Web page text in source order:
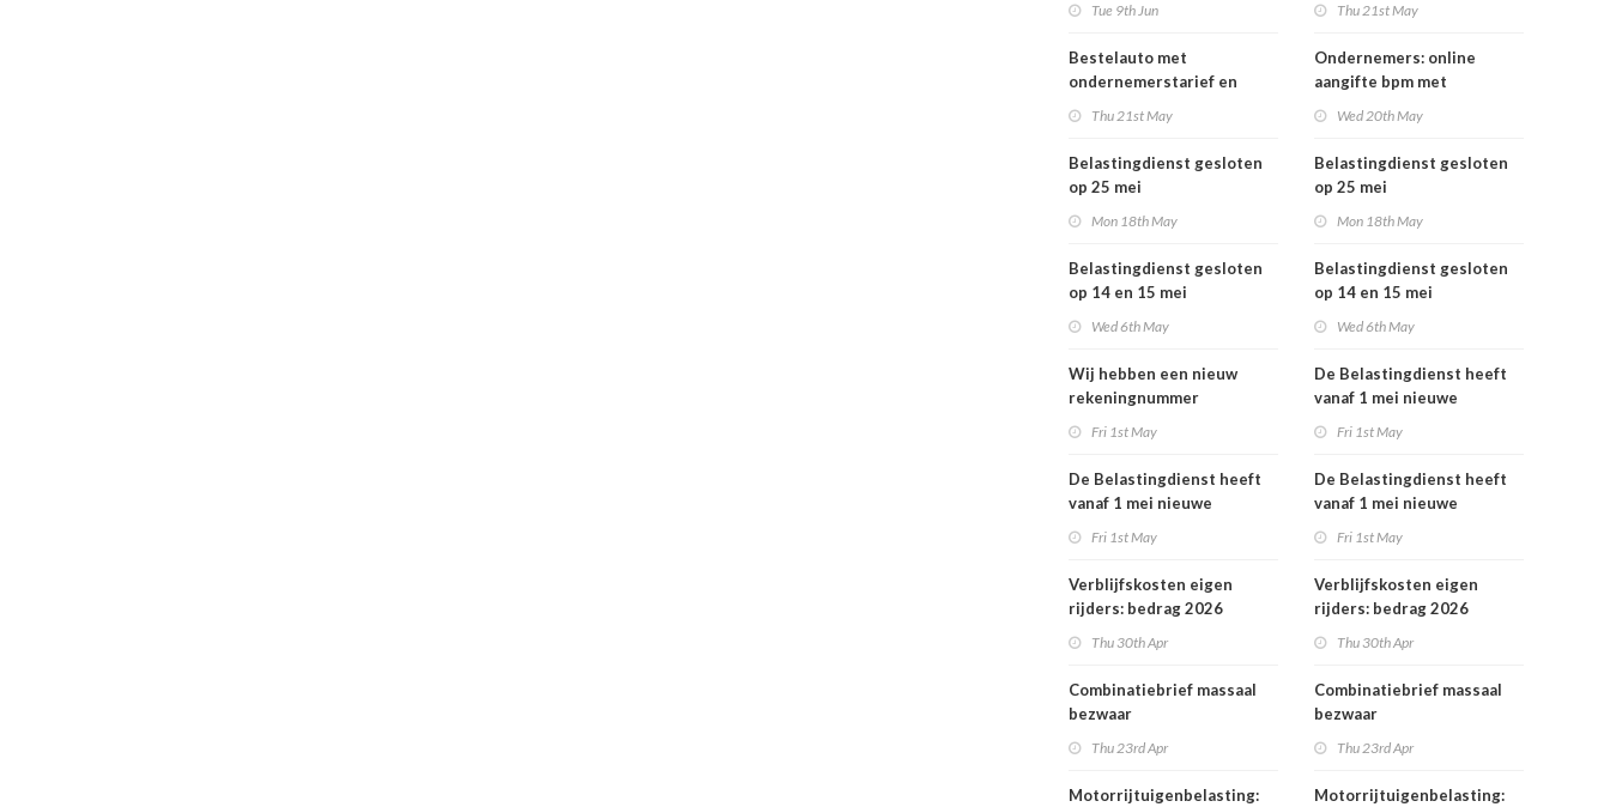
Tue 9th Jun
Bestelauto met
ondernemerstarief en
tijdelijk minder
motorrijtuigenbelasting
Thu 21st May
Belastingdienst gesloten
op 25 mei
Mon 18th May
Belastingdienst gesloten
op 14 en 15 mei
Wed 6th May
Wij hebben een nieuw
rekeningnummer
Fri 1st May
De Belastingdienst heeft
vanaf 1 mei nieuwe
Fri 1st May
Verblijfskosten eigen
rijders: bedrag 2026
Thu 30th Apr
Combinatiebrief massaal
bezwaar
niet meer mogelijk
Thu 23rd Apr
Motorrijtuigenbelasting:
tijdelijk minder
motorrijtuigenbelasting
Thu 21st May
Ondernemers: online
aangifte bpm met
Wed 20th May
Belastingdienst gesloten
op 25 mei
Mon 18th May
Belastingdienst gesloten
op 14 en 15 mei
Wed 6th May
De Belastingdienst heeft
vanaf 1 mei nieuwe
Fri 1st May
De Belastingdienst heeft
vanaf 1 mei nieuwe
Fri 1st May
Verblijfskosten eigen
rijders: bedrag 2026
Thu 30th Apr
Combinatiebrief massaal
bezwaar
niet meer mogelijk
Thu 23rd Apr
Motorrijtuigenbelasting: